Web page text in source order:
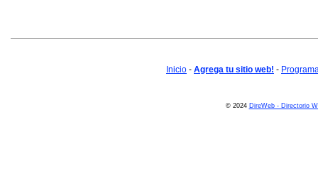
Inicio - Agrega tu sitio web! -
© 2024 DireWeb - Directorio